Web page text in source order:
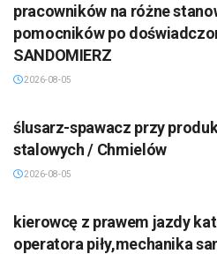
pracowników na różne
pomocników po
SANDOMIERZ
2026-08-05
ślusarz-spawacz przy
stalowych / Chmielów
2026-08-05
kierowcę z prawem jazdy
operatora piły,mechanika